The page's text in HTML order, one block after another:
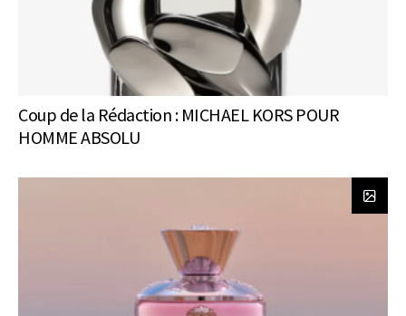
Coup de la Rédaction : MICHAEL KORS POUR
HOMME ABSOLU